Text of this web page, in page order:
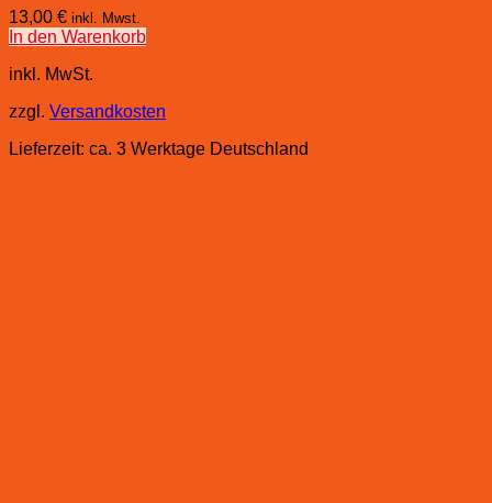
13,00 € inkl. Mwst.
In den Warenkorb
inkl. MwSt.
zzgl. Versandkosten
Lieferzeit: ca. 3 Werktage Deutschland